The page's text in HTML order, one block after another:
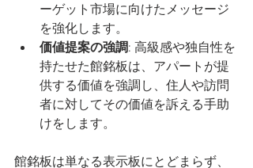
ーゲット市場に向けたメッセージ
を強化します。
価値提案の強調: 高級感や独自性を
持たせた館銘板は、アパートが提
供する価値を強調し、住人や訪問
者に対してその価値を訴える手助
けをします。
館銘板は単なる表示板にとどまらず、